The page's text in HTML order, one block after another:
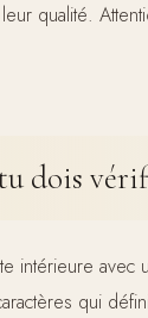
qualité.
dois
intérieure
qui